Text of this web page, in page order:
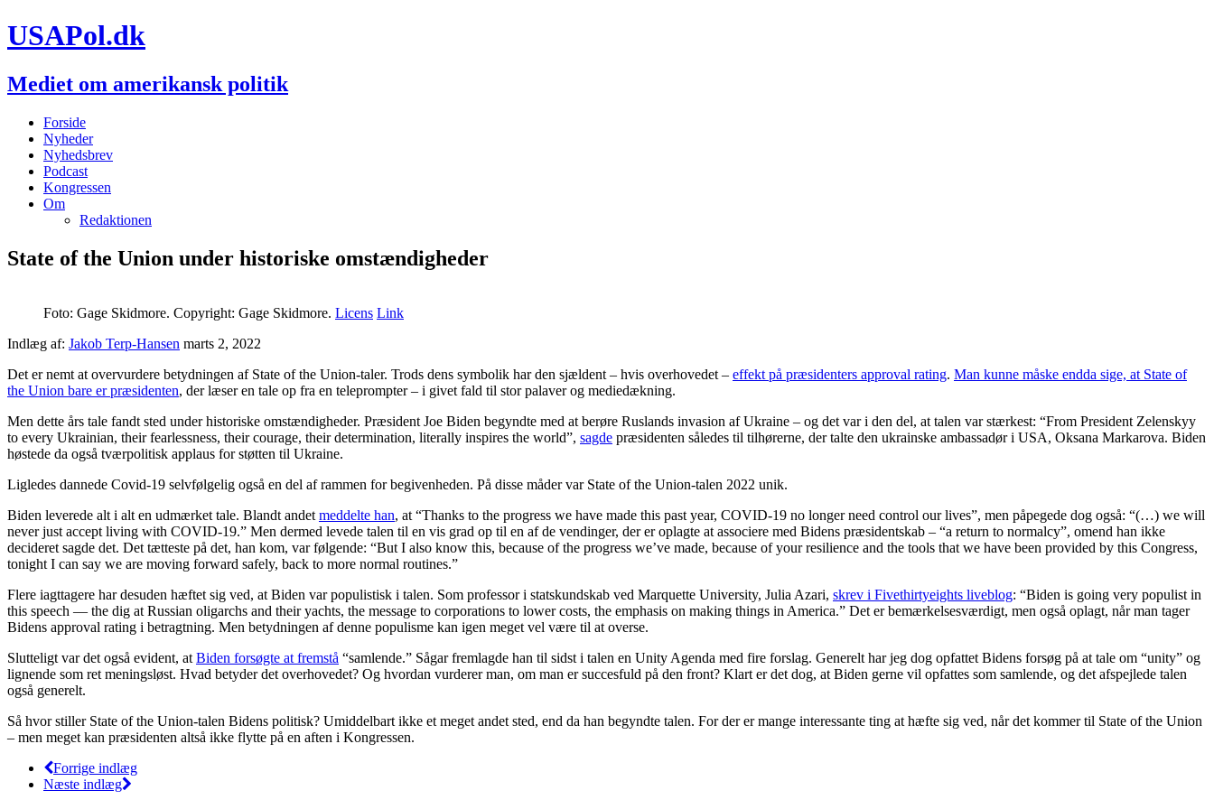
USAPol.dk
Mediet om amerikansk politik
Forside
Nyheder
Nyhedsbrev
Podcast
Kongressen
Om
Redaktionen
State of the Union under historiske omstændigheder
Foto: Gage Skidmore. Copyright: Gage Skidmore. Licens Link
Indlæg af: Jakob Terp-Hansen marts 2, 2022
Det er nemt at overvurdere betydningen af State of the Union-taler. Trods dens symbolik har den sjældent – hvis overhovedet – effekt på præsidenters approval rating. Man kunne måske endda sige, at State of
the Union bare er præsidenten, der læser en tale op fra en teleprompter – i givet fald til stor palaver og mediedækning.
Men dette års tale fandt sted under historiske omstændigheder. Præsident Joe Biden begyndte med at berøre Ruslands invasion af Ukraine – og det var i den del, at talen var stærkest: “From President Zelenskyy
to every Ukrainian, their fearlessness, their courage, their determination, literally inspires the world”, sagde præsidenten således til tilhørerne, der talte den ukrainske ambassadør i USA, Oksana Markarova. Biden
høstede da også tværpolitisk applaus for støtten til Ukraine.
Ligledes dannede Covid-19 selvfølgelig også en del af rammen for begivenheden. På disse måder var State of the Union-talen 2022 unik.
Biden leverede alt i alt en udmærket tale. Blandt andet meddelte han, at “Thanks to the progress we have made this past year, COVID-19 no longer need control our lives”, men påpegede dog også: “(…) we will
never just accept living with COVID-19.” Men dermed levede talen til en vis grad op til en af de vendinger, der er oplagte at associere med Bidens præsidentskab – “a return to normalcy”, omend han ikke
decideret sagde det. Det tætteste på det, han kom, var følgende: “But I also know this, because of the progress we’ve made, because of your resilience and the tools that we have been provided by this Congress,
tonight I can say we are moving forward safely, back to more normal routines.”
Flere iagttagere har desuden hæftet sig ved, at Biden var populistisk i talen. Som professor i statskundskab ved Marquette University, Julia Azari, skrev i Fivethirtyeights liveblog: “Biden is going very populist in
this speech — the dig at Russian oligarchs and their yachts, the message to corporations to lower costs, the emphasis on making things in America.” Det er bemærkelsesværdigt, men også oplagt, når man tager
Bidens approval rating i betragtning. Men betydningen af denne populisme kan igen meget vel være til at overse.
Slutteligt var det også evident, at Biden forsøgte at fremstå “samlende.” Sågar fremlagde han til sidst i talen en Unity Agenda med fire forslag. Generelt har jeg dog opfattet Bidens forsøg på at tale om “unity” og
lignende som ret meningsløst. Hvad betyder det overhovedet? Og hvordan vurderer man, om man er succesfuld på den front? Klart er det dog, at Biden gerne vil opfattes som samlende, og det afspejlede talen
også generelt.
Så hvor stiller State of the Union-talen Bidens politisk? Umiddelbart ikke et meget andet sted, end da han begyndte talen. For der er mange interessante ting at hæfte sig ved, når det kommer til State of the Union
– men meget kan præsidenten altså ikke flytte på en aften i Kongressen.
Forrige indlæg
Næste indlæg